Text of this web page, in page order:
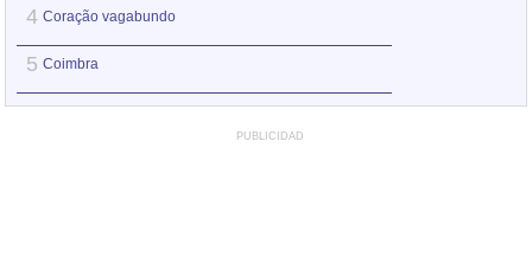
4 Coração vagabundo
5 Coimbra
PUBLICIDAD